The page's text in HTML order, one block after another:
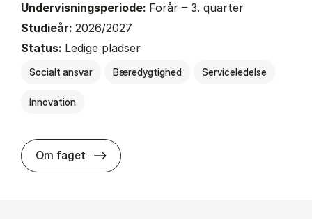
Undervisningsperiode: Forår – 3. quarter
Studieår: 2026/2027
Status: Ledige pladser
Socialt ansvar Bæredygtighed Serviceledelse
Innovation
Om faget about